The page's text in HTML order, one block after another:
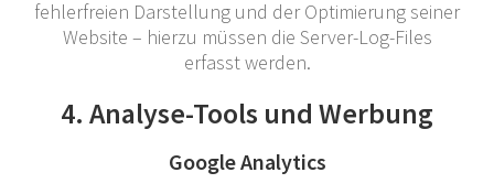
fehlerfreien Darstellung und der Optimierung seiner
Website – hierzu müssen die Server-Log-Files
erfasst werden.
4. Analyse-Tools und Werbung
Google Analytics